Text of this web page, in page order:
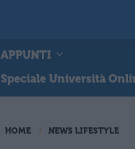
APPUNTI
Speciale Università
HOME NEWS LIFESTYLE